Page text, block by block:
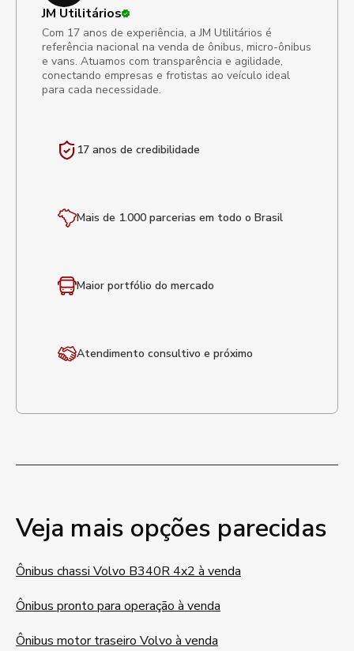
JM Utilitários
Com 17 anos de experiência, a JM Utilitários é
referência nacional na venda de ônibus, micro-ônibus
e vans. Atuamos com transparência e agilidade,
conectando empresas e frotistas ao veículo ideal
para cada necessidade.
17 anos de credibilidade
Mais de 1.000 parcerias em todo o Brasil
Maior portfólio do mercado
Atendimento consultivo e próximo
Veja mais opções parecidas
Ônibus chassi Volvo B340R 4x2 à venda
Ônibus pronto para operação à venda
Ônibus motor traseiro Volvo à venda